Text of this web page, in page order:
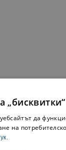
опция преглед.
„бисквитки“
да
на